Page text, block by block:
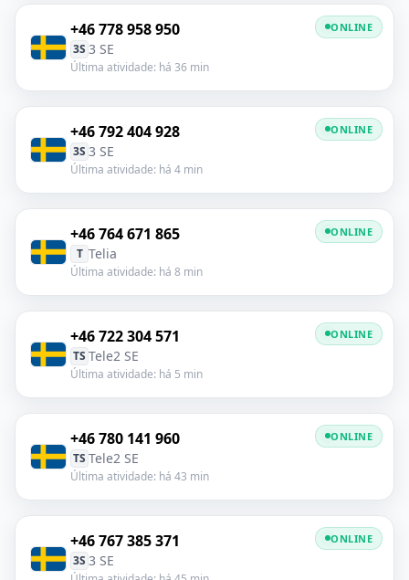
+46 778 958 950
3S 3 SE
Última atividade: há 36 min
ONLINE
+46 792 404 928
3S 3 SE
Última atividade: há 4 min
ONLINE
+46 764 671 865
T Telia
Última atividade: há 8 min
ONLINE
+46 722 304 571
TS Tele2 SE
Última atividade: há 5 min
ONLINE
+46 780 141 960
TS Tele2 SE
Última atividade: há 43 min
ONLINE
+46 767 385 371
3S 3 SE
ONLINE